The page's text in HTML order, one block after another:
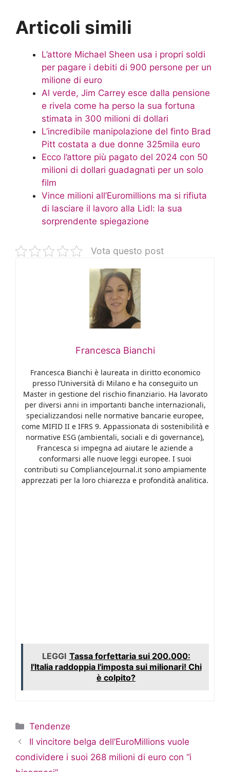
Articoli simili
L’attore Michael Sheen usa i propri soldi
per pagare i debiti di 900 persone per un
milione di euro
Al verde, Jim Carrey esce dalla pensione
e rivela come ha perso la sua fortuna
stimata in 300 milioni di dollari
L’incredibile manipolazione del finto Brad
Pitt costata a due donne 325mila euro
Ecco l’attore più pagato del 2024 con 50
milioni di dollari guadagnati per un solo
film
Vince milioni all’Euromillions ma si rifiuta
di lasciare il lavoro alla Lidl: la sua
sorprendente spiegazione
Vota questo post
Francesca Bianchi
Francesca Bianchi è laureata in diritto economico
presso l’Università di Milano e ha conseguito un
Master in gestione del rischio finanziario. Ha lavorato
per diversi anni in importanti banche internazionali,
specializzandosi nelle normative bancarie europee,
come MIFID II e IFRS 9. Appassionata di sostenibilità e
normative ESG (ambientali, sociali e di governance),
Francesca si impegna ad aiutare le aziende a
conformarsi alle nuove leggi europee. I suoi
contributi su ComplianceJournal.it sono ampiamente
apprezzati per la loro chiarezza e profondità analitica.
LEGGI Tassa forfettaria sui 200.000:
l'Italia raddoppia l'imposta sui milionari! Chi
è colpito?
Categorie
Tendenze
Il vincitore belga dell’EuroMillions vuole
condividere i suoi 268 milioni di euro con “i